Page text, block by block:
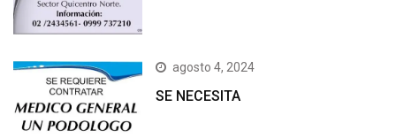
agosto 4, 2024
SE NECESITA